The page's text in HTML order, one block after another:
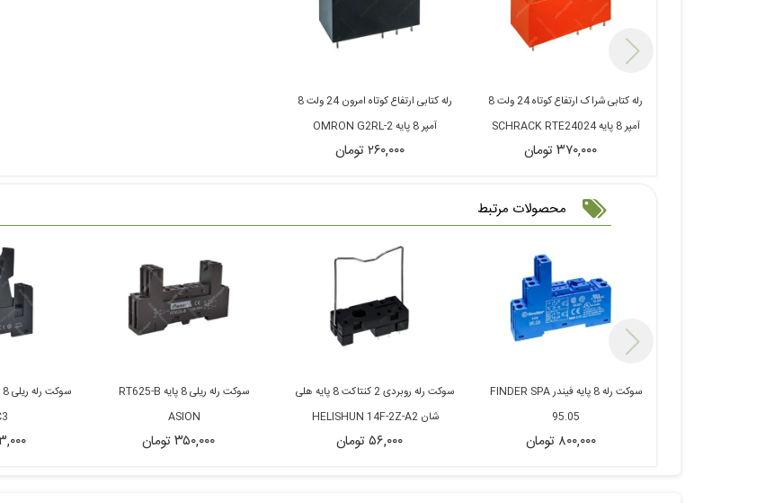
رله کتابی شراک ارتفاع کوتاه 24 ولت 8
آمپر 8 پایه SCHRACK RTE24024
۳۷۰,۰۰۰ تومان
رله کتابی ارتفاع کوتاه امرون 24 ولت 8
آمپر 8 پایه OMRON G2RL-2
۲۶۰,۰۰۰ تومان
محصولات مرتبط
سوکت رله 8 پایه فیندر FINDER SPA
95.05
۸۰۰,۰۰۰ تومان
سوکت رله روبردی 2 کنتاکت 8 پایه هلی
شان HELISHUN 14F-2Z-A2
۵۶,۰۰۰ تومان
سوکت رله ریلی 8 پایه RT625-B
ASION
۳۵۰,۰۰۰ تومان